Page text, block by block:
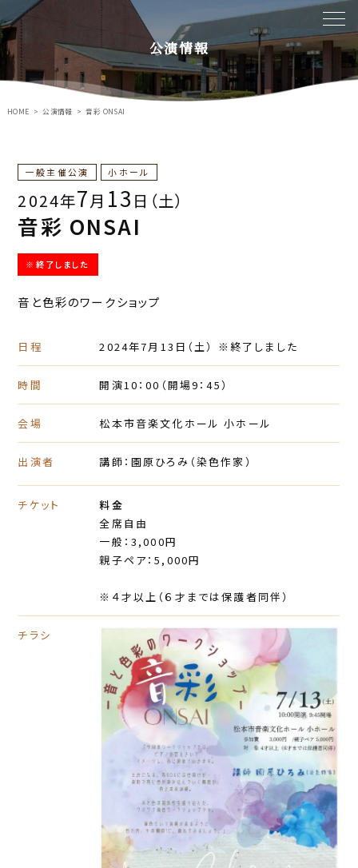
公演情報
HOME 公演情報 音彩 ONSAI
2024年7月 13 日（土）
一般主催公演 小ホール
音彩 ONSAI
※終了しました
音と色彩のワークショップ
日程 2024年7月13日 （土） ※終了しました
時間 開演10：00 （開場9：45）
会場 松本市音楽文化ホール 小ホール
出演者 講師：園原ひろみ（染色作家）
チケット
料金
全席自由
一般：3,000円
親子ペア：5,000円
※４才以上（６才までは保護者同伴）
チラシ